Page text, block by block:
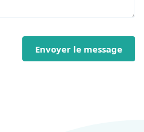
Envoyer le message